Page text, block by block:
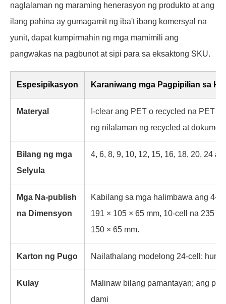
naglalaman ng maraming henerasyon ng produkto at ang
ilang pahina ay gumagamit ng iba't ibang komersyal na
yunit, dapat kumpirmahin ng mga mamimili ang
pangwakas na pagbunot at sipi para sa eksaktong SKU.
Espesipikasyon Karaniwang mga Pagpipilian sa
Materyal
I-clear ang PET o recycled na PET
ng nilalaman ng recycled at
Bilang ng mga
Selyula
4, 6, 8, 9, 10, 12, 15, 16, 18, 20, 24
Mga Na-publish
na Dimensyon
Kabilang sa mga halimbawa ang 4-
191 × 105 × 65 mm, 10-cell na 235 ×
150 × 65 mm.
Karton ng Pugo Nailathalang modelong 24-cell:
Kulay
Malinaw bilang pamantayan; ang
dami